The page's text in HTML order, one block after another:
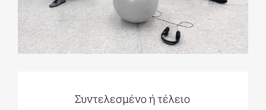
ΜΕΤΑΠΤΥΧΙΑΚΑ
ΔΙΔΑΚΤΟΡΙΚΑ
Συντελεσμένο ή τέλειο